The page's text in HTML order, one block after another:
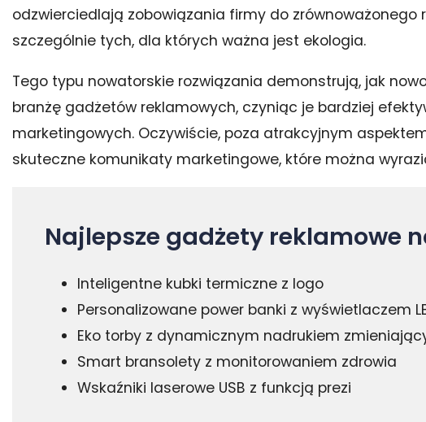
odzwierciedlają zobowiązania firmy do zrównoważonego
szczególnie tych, dla których ważna jest ekologia.
Tego typu nowatorskie rozwiązania demonstrują, jak
branżę gadżetów reklamowych, czyniąc je bardziej
marketingowych. Oczywiście, poza atrakcyjnym
skuteczne komunikaty marketingowe, które można
Najlepsze gadżety reklamowe
Inteligentne kubki termiczne z logo
Personalizowane power banki z wyświetlaczem
Eko torby z dynamicznym nadrukiem
Smart bransolety z monitorowaniem zdrowia
Wskaźniki laserowe USB z funkcją prezi